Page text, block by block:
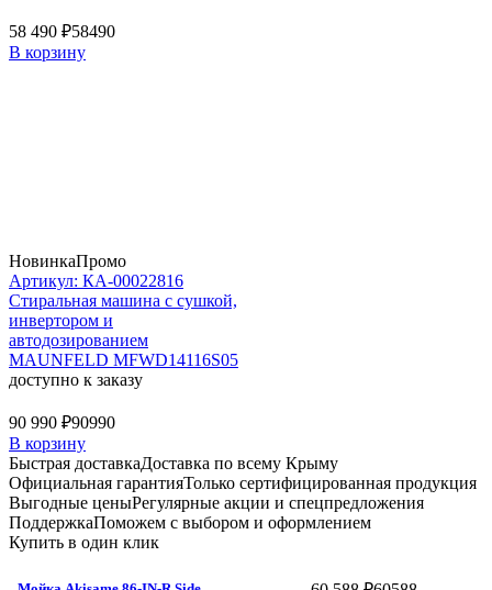
58 490 ₽58490
В корзину
НовинкаПромо
Артикул: КА-00022816
Стиральная машина c сушкой,
инвертором и
автодозированием
MAUNFELD MFWD14116S05
доступно к заказу
90 990 ₽90990
В корзину
Быстрая доставкаДоставка по всему Крыму
Официальная гарантияТолько сертифицированная продукция
Выгодные ценыРегулярные акции и спецпредложения
ПоддержкаПоможем с выбором и оформлением
Купить в один клик